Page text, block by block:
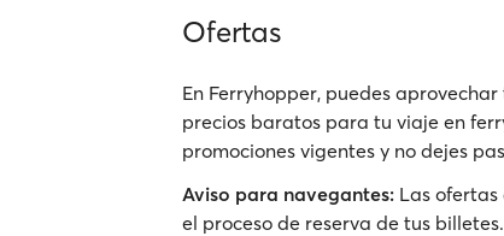
Ofertas
En Ferryhopper, puedes
precios baratos para tu viaje en
promociones vigentes y no dejes
Aviso para navegantes: Las
el proceso de reserva de tus billetes.